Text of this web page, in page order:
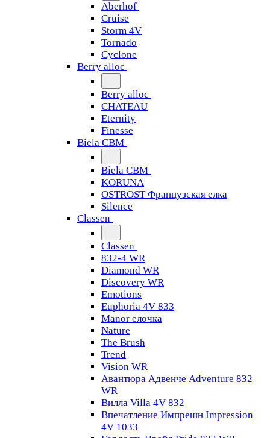
Aberhof
Cruise
Storm 4V
Tornado
Сyclone
Berry alloc
Berry alloc
CHATEAU
Eternity
Finesse
Biela CBM
Biela CBM
KORUNA
OSTROST Французская елка
Silence
Classen
Classen
832-4 WR
Diamond WR
Discovery WR
Emotions
Euphoria 4V 833
Manor елочка
Nature
The Brush
Trend
Vision WR
Авантюра Адвенче Adventure 832
WR
Вилла Villa 4V 832
Впечатление Импрешн Impression
4V 1033